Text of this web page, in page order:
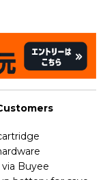
Buyee